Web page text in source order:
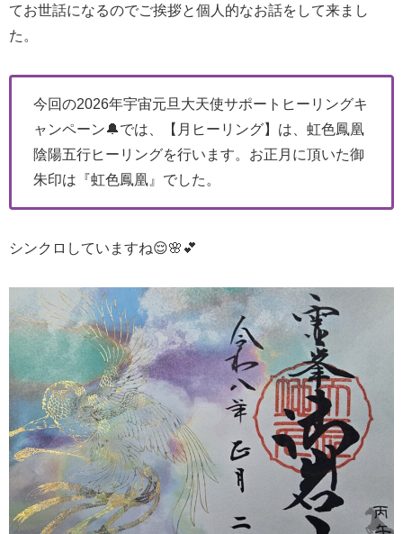
てお世話になるのでご挨拶と個人的なお話をして来まし
た。
今回の2026年宇宙元旦大天使サポートヒーリングキ
ャンペーン🔔では、【月ヒーリング】は、虹色鳳凰
陰陽五行ヒーリングを行います。お正月に頂いた御
朱印は『虹色鳳凰』でした。
シンクロしていますね😌🌸💕